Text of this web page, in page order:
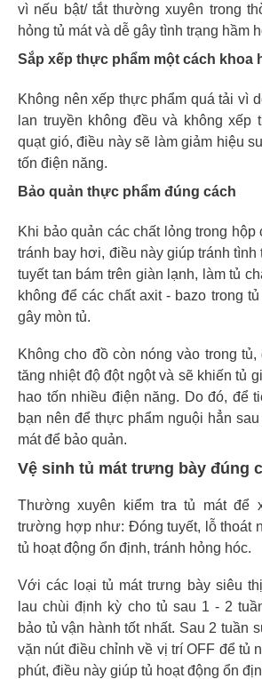
vì nếu bật/ tắt thường xuyên trong
hỏng tủ mát và dễ gây tình trạng hầm
Sắp xếp thực phẩm một cách khoa
Không nên xếp thực phẩm quá tải vì
lan truyền không đều và không xếp
quạt gió, điều này sẽ làm giảm hiệu
tốn điện năng.
Bảo quản thực phẩm đúng cách
Khi bảo quản các chất lỏng trong hộp
tránh bay hơi, điều này giúp tránh
tuyết tan bám trên giàn lạnh, làm tủ
không để các chất axit - bazo trong
gây mòn tủ.
Không cho đồ còn nóng vào trong
tăng nhiệt độ đột ngột và sẽ khiến tủ
hao tốn nhiều điện năng. Do đó, để
bạn nên để thực phẩm nguội hẳn
mát để bảo quản.
Vệ sinh tủ mát trưng bày đúng
Thường xuyên kiểm tra tủ mát để
trường hợp như: Đóng tuyết, lỗ thoát
tủ hoạt động ổn định, tránh hỏng hóc.
Với các loại tủ mát trưng bày siêu
lau chùi định kỳ cho tủ sau 1 - 2
bảo tủ vận hành tốt nhất. Sau 2 tuần
vặn nút điều chỉnh về vị trí OFF để tủ
phút, điều này giúp tủ hoạt động ổn